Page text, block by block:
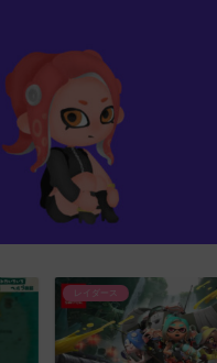
レイダース